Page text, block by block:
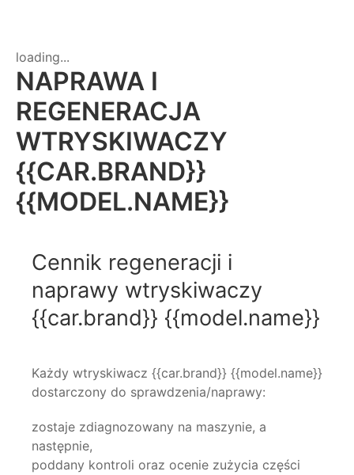
loading...
NAPRAWA I
REGENERACJA
WTRYSKIWACZY
{{CAR.BRAND}}
{{MODEL.NAME}}
Cennik regeneracji i
naprawy wtryskiwaczy
{{car.brand}} {{model.name}}
Każdy wtryskiwacz {{car.brand}} {{model.name}}
dostarczony do sprawdzenia/naprawy:
zostaje zdiagnozowany na maszynie, a
następnie,
poddany kontroli oraz ocenie zużycia części